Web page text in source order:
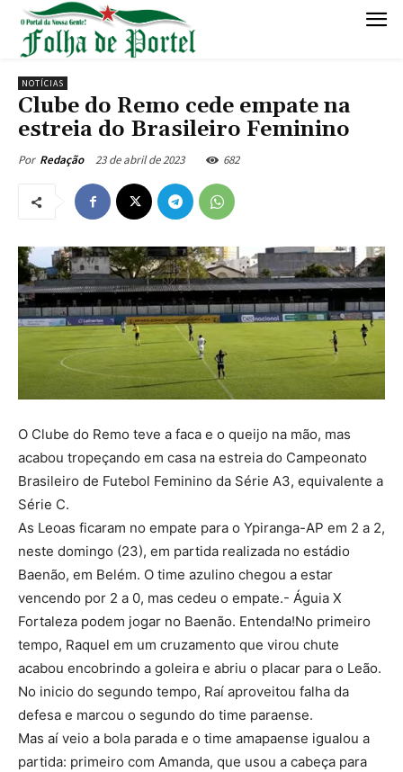
NOTÍCIAS
Clube do Remo cede empate na
estreia do Brasileiro Feminino
Por Redação 23 de abril de 2023 682
O Clube do Remo teve a faca e o queijo na mão, mas
acabou tropeçando em casa na estreia do Campeonato
Brasileiro de Futebol Feminino da Série A3, equivalente a
Série C.
As Leoas ficaram no empate para o Ypiranga-AP em 2 a 2,
neste domingo (23), em partida realizada no estádio
Baenão, em Belém. O time azulino chegou a estar
vencendo por 2 a 0, mas cedeu o empate.- Águia X
Fortaleza podem jogar no Baenão. Entenda!No primeiro
tempo, Raquel em um cruzamento que virou chute
acabou encobrindo a goleira e abriu o placar para o Leão.
No inicio do segundo tempo, Raí aproveitou falha da
defesa e marcou o segundo do time paraense.
Mas aí veio a bola parada e o time amapaense igualou a
partida: primeiro com Amanda, que usou a cabeça para